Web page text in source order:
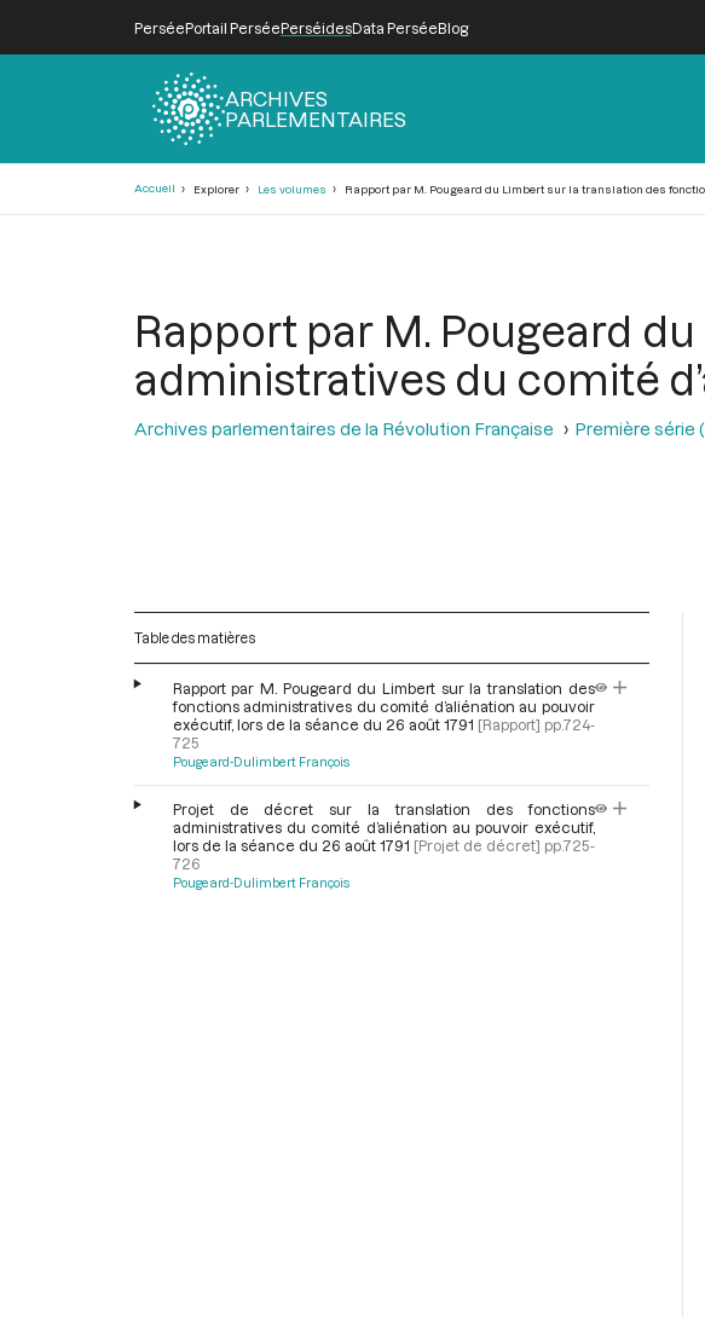
PerséePortail PerséePerséidesData PerséeBlog
ARCHIVES
PARLEMENTAIRES
Accueil Explorer Les volumes Rapport par M. Pougeard du Limbert sur la translation des
Rapport par M. Pougeard
administratives du comité
Archives parlementaires de la Révolution Française Première série
Table des matières
Rapport par M. Pougeard du Limbert sur la translation des
fonctions administratives du comité d’aliénation au pouvoir
exécutif, lors de la séance du 26 août 1791 [Rapport] pp.724-
725
Pougeard-Dulimbert François
Projet de décret sur la translation des fonctions
administratives du comité d’aliénation au pouvoir exécutif,
lors de la séance du 26 août 1791 [Projet de décret] pp.725-
726
Pougeard-Dulimbert François